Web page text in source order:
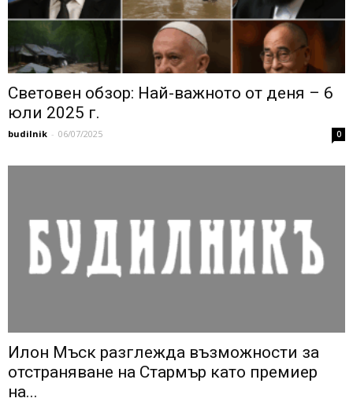
Световен обзор: Най-важното от деня – 6
юли 2025 г.
budilnik - 06/07/2025 0
Илон Мъск разглежда възможности за
отстраняване на Стармър като премиер
на...